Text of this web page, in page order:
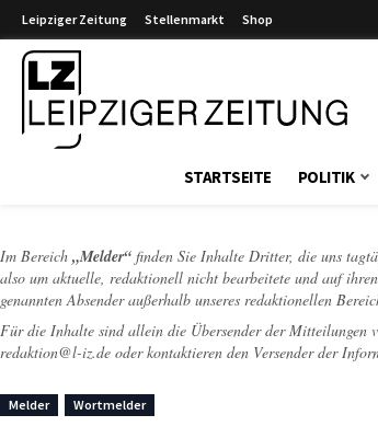
Leipziger Zeitung Stellenmarkt Shop
STARTSEITE POLITIK
Im Bereich „Melder“ finden Sie Inhalte Dritter, die uns
also um aktuelle, redaktionell nicht bearbeitete und auf
genannten Absender außerhalb unseres redaktionellen
Für die Inhalte sind allein die Übersender der Mitteilungen
redaktion@l-iz.de oder kontaktieren den Versender der
Melder Wortmelder